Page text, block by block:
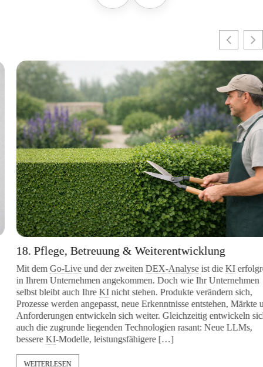
18. Pflege, Betreuung & Weiterentwicklung
Mit demGo-Liveund der zweitenDEX-Analyseist dieKI
in Ihrem Unternehmen angekommen. Doch wie Ihr Unternehmen
selbst bleibt auch IhreKI nicht stehen. Produkte verändern sich,
Prozesse werden angepasst, neue Erkenntnisse entstehen, Märkte und
Anforderungen entwickeln sich weiter. Gleichzeitig entwickeln sich
auch die zugrunde liegenden Technologien rasant: Neue LLMs,
bessereKI -Modelle, leistungsfähigere […]
WEITERLESEN